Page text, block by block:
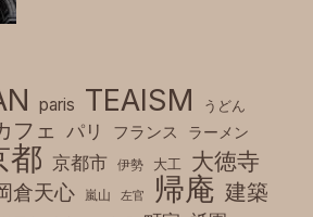
paris TEAISM うどん
フェ パリ フランス ラーメン
都 京都市 伊勢 大工 大徳寺
倉天心 嵐山 左官 帰庵 建築